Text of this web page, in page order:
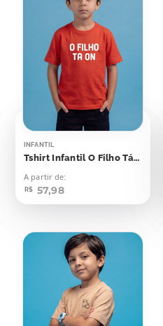
INFANTIL
Tshirt Infantil O Filho Tá On
A partir de:
R$ 57,98